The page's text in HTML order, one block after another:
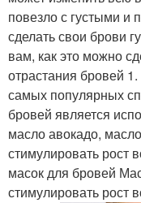
повезло с густыми
сделать свои брови
вам, как это можно
отрастания бровей
самых популярных
бровей является
масло авокадо,
стимулировать рост
масок для бровей
стимулировать рост